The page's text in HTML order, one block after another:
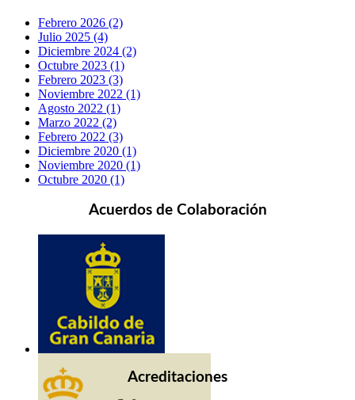
Febrero 2026 (2)
Julio 2025 (4)
Diciembre 2024 (2)
Octubre 2023 (1)
Febrero 2023 (3)
Noviembre 2022 (1)
Agosto 2022 (1)
Marzo 2022 (2)
Febrero 2022 (3)
Diciembre 2020 (1)
Noviembre 2020 (1)
Octubre 2020 (1)
Acuerdos de Colaboración
Acreditaciones